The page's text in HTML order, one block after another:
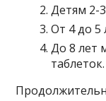
Детям 2-
От 4 до 5
До 8 лет
таблеток.